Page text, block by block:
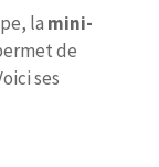
la mini-
de
ses